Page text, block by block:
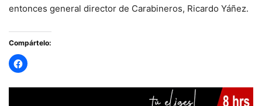
entonces general director de Carabineros, Ricardo Yáñez.
Compártelo: